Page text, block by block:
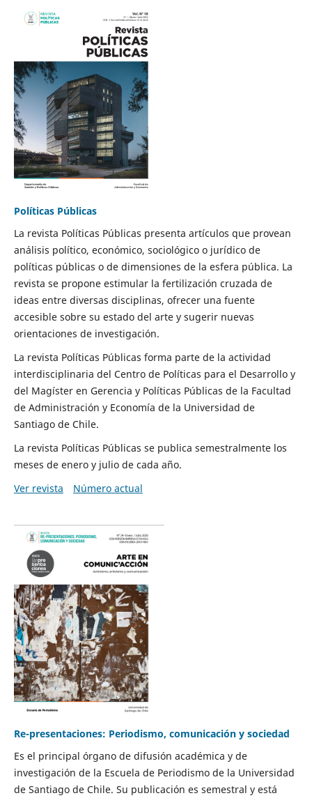
Políticas Públicas
La revista Políticas Públicas presenta artículos que provean
análisis político, económico, sociológico o jurídico de
políticas públicas o de dimensiones de la esfera pública. La
revista se propone estimular la fertilización cruzada de
ideas entre diversas disciplinas, ofrecer una fuente
accesible sobre su estado del arte y sugerir nuevas
orientaciones de investigación.
La revista Políticas Públicas forma parte de la actividad
interdisciplinaria del Centro de Políticas para el Desarrollo y
del Magíster en Gerencia y Políticas Públicas de la Facultad
de Administración y Economía de la Universidad de
Santiago de Chile.
La revista Políticas Públicas se publica semestralmente los
meses de enero y julio de cada año.
Ver revista
Número actual
Re-presentaciones: Periodismo, comunicación y sociedad
Es el principal órgano de difusión académica y de
investigación de la Escuela de Periodismo de la Universidad
de Santiago de Chile. Su publicación es semestral y está